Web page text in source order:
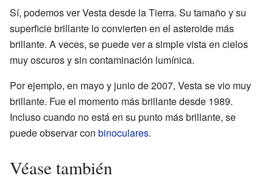
Sí, podemos ver Vesta desde la Tierra. Su tamaño y su
superficie brillante lo convierten en el asteroide más
brillante. A veces, se puede ver a simple vista en cielos
muy oscuros y sin contaminación lumínica.
Por ejemplo, en mayo y junio de 2007, Vesta se vio muy
brillante. Fue el momento más brillante desde 1989.
Incluso cuando no está en su punto más brillante, se
puede observar con binoculares.
Véase también